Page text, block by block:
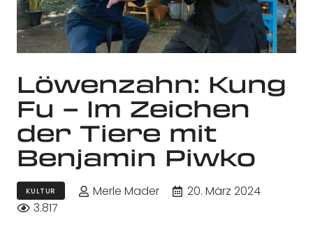
Löwenzahn: Kung
Fu – Im Zeichen
der Tiere mit
Benjamin Piwko
KULTUR Merle Mader
20. März 2024
3.817